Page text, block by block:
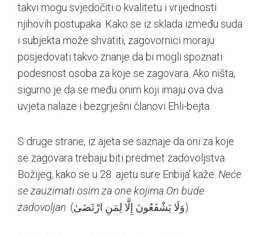
takvi mogu svjedočiti o kvalitetu i vrijednosti
njihovih postupaka. Kako se iz sklada između suda
i subjekta može shvatiti, zagovornici moraju
posjedovati takvo znanje da bi mogli spoznati
podesnost osoba za koje se zagovara. Ako ništa,
sigurno je da se među onim koji imaju ova dva
uvjeta nalaze i bezgrješni članovi Ehli-bejta.
S druge strane, iz ajeta se saznaje da oni za koje
se zagovara trebaju biti predmet zadovoljstva
Božijeg, kako se u 28. ajetu sure Enbija’ kaže: Neće
se zauzimati osim za one kojima On bude
zadovoljan
. (وَلَا يَشْفَعُونَ إِلَّا لِمَنِ ارْتَضَىٰ)